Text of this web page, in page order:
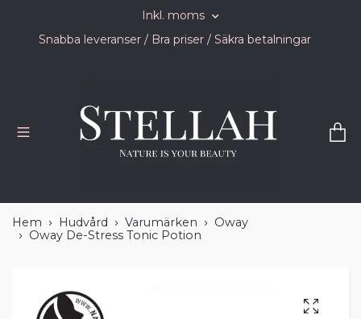
Inkl. moms
Snabba leveranser / Bra priser / Säkra betalningar
Hem Hudvård Varumärken
Oway
Oway De-Stress Tonic Potion